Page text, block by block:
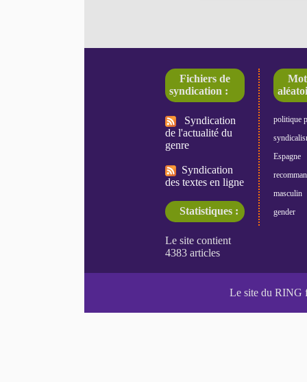
Fichiers de
syndication :
Syndication
de l'actualité du
genre
Syndication
des textes en ligne
Statistiques :
politique
Espagne
masculin
gender
Le site du RING